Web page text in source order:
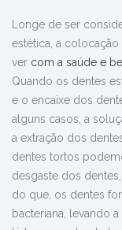
Longe de ser
estética, a colocação
ver com a saúde e
Quando os dentes
e o encaixe dos
alguns casos, a
a extração dos
dentes tortos
desgaste dos
do que, os dentes
bacteriana, levando